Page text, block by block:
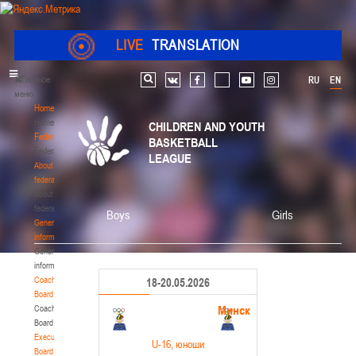
LIVE TRANSLATION
Главное
меню
Home
Home
Federation
Federation
About
federation
About
federation
General
information
General
information
Coaching
Board
Coaching
Board
Executive
Board
RU EN
Search vk facebook youtube instagram
CHILDREN AND YOUTH
BASKETBALL
LEAGUE
Boys Girls
18-20.05.2026
Минск
U-16 , юноши